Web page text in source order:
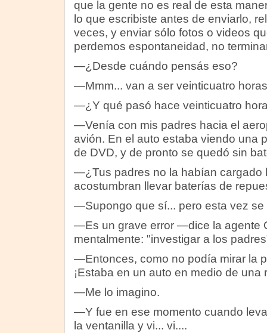
que la gente no es real de esta
lo que escribiste antes de enviarlo,
veces, y enviar sólo fotos o videos
perdemos espontaneidad, no
—¿Desde cuándo pensás eso?
—Mmm... van a ser veinticuatro
—¿Y qué pasó hace veinticuatro
—Venía con mis padres hacia el
avión. En el auto estaba viendo una
de DVD, y de pronto se quedó sin
—¿Tus padres no la habían cargado
acostumbran llevar baterías de
—Supongo que sí... pero esta vez
—Es un grave error —dice la agente
mentalmente: "investigar a los
—Entonces, como no podía mirar la
¡Estaba en un auto en medio de una
—Me lo imagino.
—Y fue en ese momento cuando
la ventanilla y vi... vi....